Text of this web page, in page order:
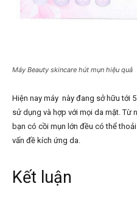
Máy Beauty skincare hút mụn hiệu quả
Hiện nay máy này đang sở hữu tới
sử dụng và hợp với mọi da mặt. Từ
bạn có cồi mụn lớn đều có thể
vấn đề kích ứng da.
Kết luận